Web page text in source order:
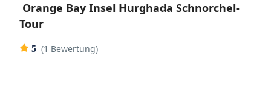
Orange Bay Insel Hurghada Schnorchel-
Tour
5 (1 Bewertung)